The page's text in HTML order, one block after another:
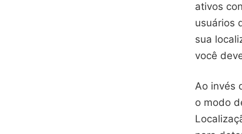
ativos
usuários
sua
você
Ao invés
o modo